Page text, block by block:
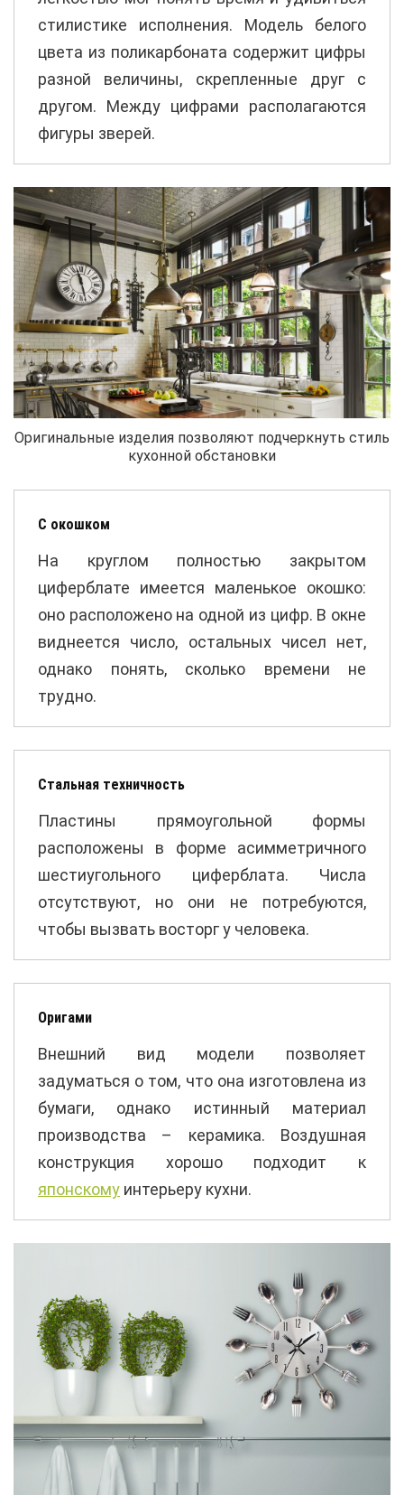
стилистике исполнения. Модель белого
цвета из поликарбоната содержит цифры
разной величины, скрепленные друг с
другом. Между цифрами располагаются
фигуры зверей.
Оригинальные изделия позволяют подчеркнуть стиль
кухонной обстановки
С окошком
На круглом полностью закрытом
циферблате имеется маленькое окошко:
оно расположено на одной из цифр. В окне
виднеется число, остальных чисел нет,
однако понять, сколько времени не
трудно.
Стальная техничность
Пластины прямоугольной формы
расположены в форме асимметричного
шестиугольного циферблата. Числа
отсутствуют, но они не потребуются,
чтобы вызвать восторг у человека.
Оригами
Внешний вид модели позволяет
задуматься о том, что она изготовлена из
бумаги, однако истинный материал
производства – керамика. Воздушная
конструкция хорошо подходит к
японскому интерьеру кухни.